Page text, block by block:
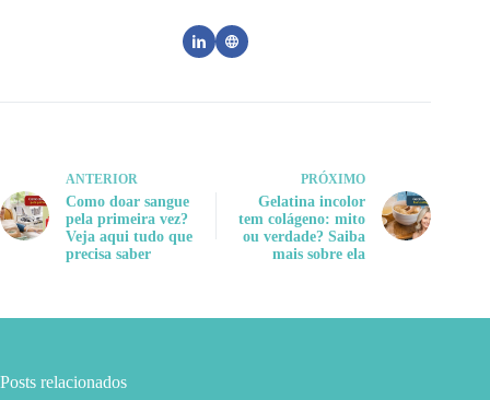
ANTERIOR
Como doar sangue
pela primeira vez?
Veja aqui tudo que
precisa saber
PRÓXIMO
Gelatina incolor
tem colágeno: mito
ou verdade? Saiba
mais sobre ela
Posts relacionados